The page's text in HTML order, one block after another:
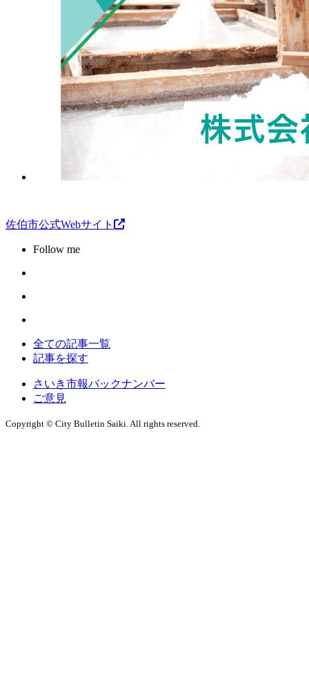
佐伯市公式Webサイト
Follow me
全ての記事一覧
記事を探す
さいき市報バックナンバー
ご意見
Copyright © City Bulletin Saiki. All rights reserved.